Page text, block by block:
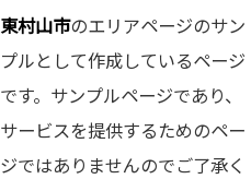
東村山市のエリアページのサン
プルとして作成しているページ
です。サンプルページであり、
サービスを提供するためのペー
ジではありませんのでご了承く